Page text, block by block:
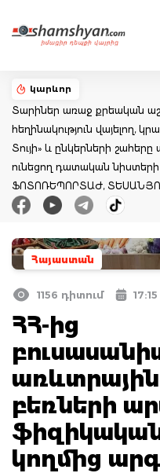
կարևոր
Տարիներ առաջ քրեական
հեղինակություն վայելող,
Տույի» և ընկերների
ունեցող դատական
ՖՈՏՈՌԵՊՈՐՏԱԺ,
Հայաստան
1156 դիտում
ՀՀ-ից
բեռների
կողմից